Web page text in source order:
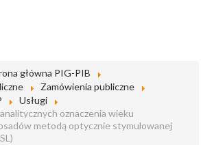
główna PIG-PIB
Zamówienia publiczne
Usługi
oznaczenia wieku
metodą optycznie stymulowanej